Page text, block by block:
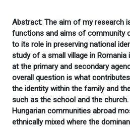
Abstract: The aim of my research
functions and aims of community
to its role in preserving national
study of a small village in Romania
at the primary and secondary
overall question is what
the identity within the family and
such as the school and the
Hungarian communities abroad
ethnically mixed where the